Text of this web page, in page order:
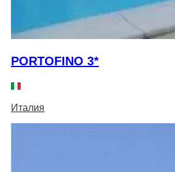
PORTOFINO 3*
Италия